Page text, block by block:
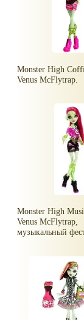
Monster High
Venus McFlytrap.
Monster High
Venus McFlytrap,
музыкальный